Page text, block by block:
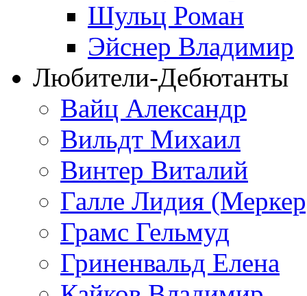
Шульц Роман
Эйснер Владимир
Любители-Дебютанты
Вайц Александр
Вильдт Михаил
Винтер Виталий
Галле Лидия
Грамс Гельмуд
Гриненвальд Елена